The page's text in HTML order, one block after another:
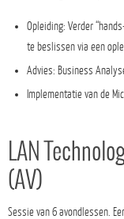
Opleiding: Verder
te beslissen via een
Advies: Business
Implementatie van de
LAN
(AV)
Sessie van 6 avondlessen.